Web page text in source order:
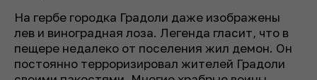
На гербе городка Градоли даже изображены
лев и виноградная лоза. Легенда гласит, что в
пещере недалеко от поселения жил демон. Он
постоянно терроризировал жителей Градоли